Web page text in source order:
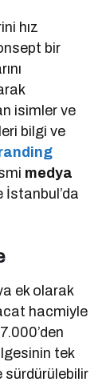
hız
bir
isimler ve
bilgi ve
medya
İstanbul’da
ek olarak
hacmiyle
tek
sürdürülebilir